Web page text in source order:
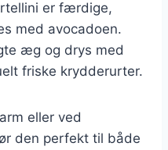
er færdige,
med avocadoen.
æg og drys med
friske krydderurter.
eller ved
den perfekt til både